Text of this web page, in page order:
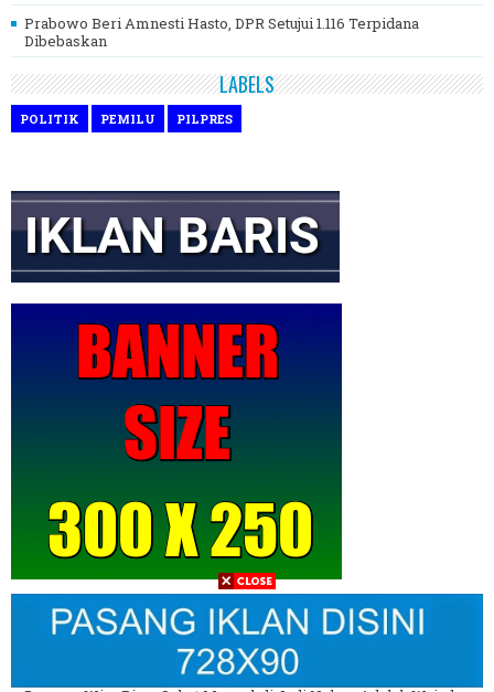
Prabowo Beri Amnesti Hasto, DPR Setujui 1.116 Terpidana
Dibebaskan
LABELS
POLITIK PEMILU PILPRES
Wapres Gibran Rakabuming di Rokan Hilir Tinjau Sekolah Rusak
Beasiswa PKPA PERATIN Universitas Jakarta: Jembatan Cetak